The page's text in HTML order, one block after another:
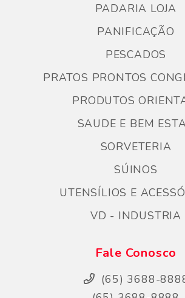
PADARIA LOJA
PANIFICAÇÃO
PESCADOS
PRATOS PRONTOS
PRODUTOS
SAUDE E BEM
SORVETERIA
SÚINOS
UTENSÍLIOS E
VD - INDUSTRIA
Fale Conosco
(65) 3688-